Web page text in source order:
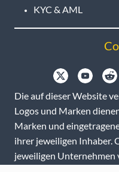
KYC & AML
Die auf dieser Website
Logos und Marken
Marken und
ihrer jeweiligen Inhaber.
jeweiligen Unternehmen